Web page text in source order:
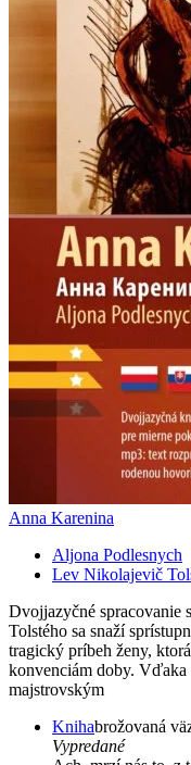
Anna Karenina
Aljona Podlesnych
Lev Nikolajevič
Dvojjazyčné spracovanie
Tolstého sa snaží
tragický príbeh ženy,
konvenciám doby. Vďaka
majstrovským
Knihabrožovaná
Vypredané